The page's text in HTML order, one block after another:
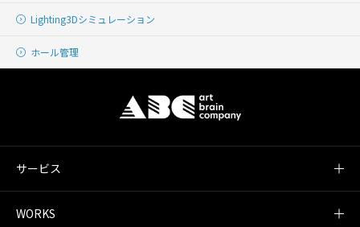
Lighting3Dシミュレーション
ホール管理
サービス
WORKS